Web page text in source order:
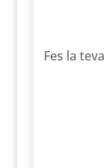
Fes la teva